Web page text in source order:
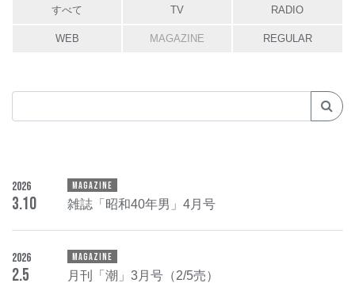
すべて TV RADIO
WEB MAGAZINE REGULAR
2026
3.10
MAGAZINE
雑誌「昭和40年男」4月号
2026
2.5
MAGAZINE
月刊「潮」3月号（2/5売）